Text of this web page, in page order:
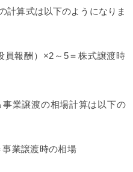
計算式は以下のようになりま
員報酬）×2～5＝株式譲渡時
業譲渡の相場計算は以下の
業譲渡時の相場